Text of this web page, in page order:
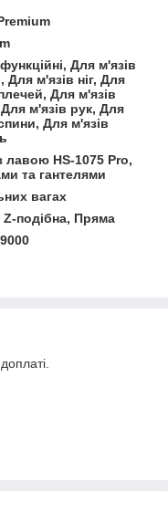
Для м'язів
Для м'язів ніг, Для
Для м'язів
м'язів рук, Для
Для м'язів
лавою HS-1075 Pro,
та гантелями
вагах
Z-подібна, Пряма